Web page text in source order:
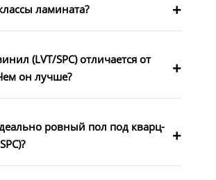
ламината?
(LVT/SPC) отличается от
он лучше?
ровный пол под кварц-